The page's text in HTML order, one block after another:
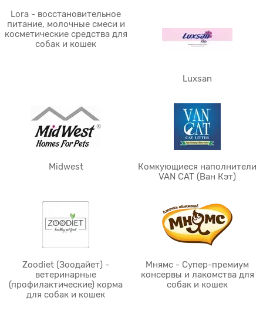
Lora - восстановительное
питание, молочные смеси и
косметические средства для
собак и кошек
Luxsan
Midwest
Комкующиеся наполнители
VAN CAT (Ван Кэт)
Zoodiet (Зоодайет) -
ветеринарные
(профилактические) корма
для собак и кошек
Мнямс - Супер-премиум
консервы и лакомства для
собак и кошек